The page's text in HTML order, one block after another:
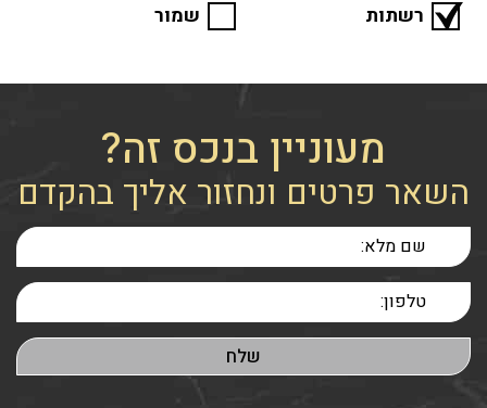
רשתות
שמור
מעוניין בנכס זה?
השאר פרטים ונחזור אליך בהקדם